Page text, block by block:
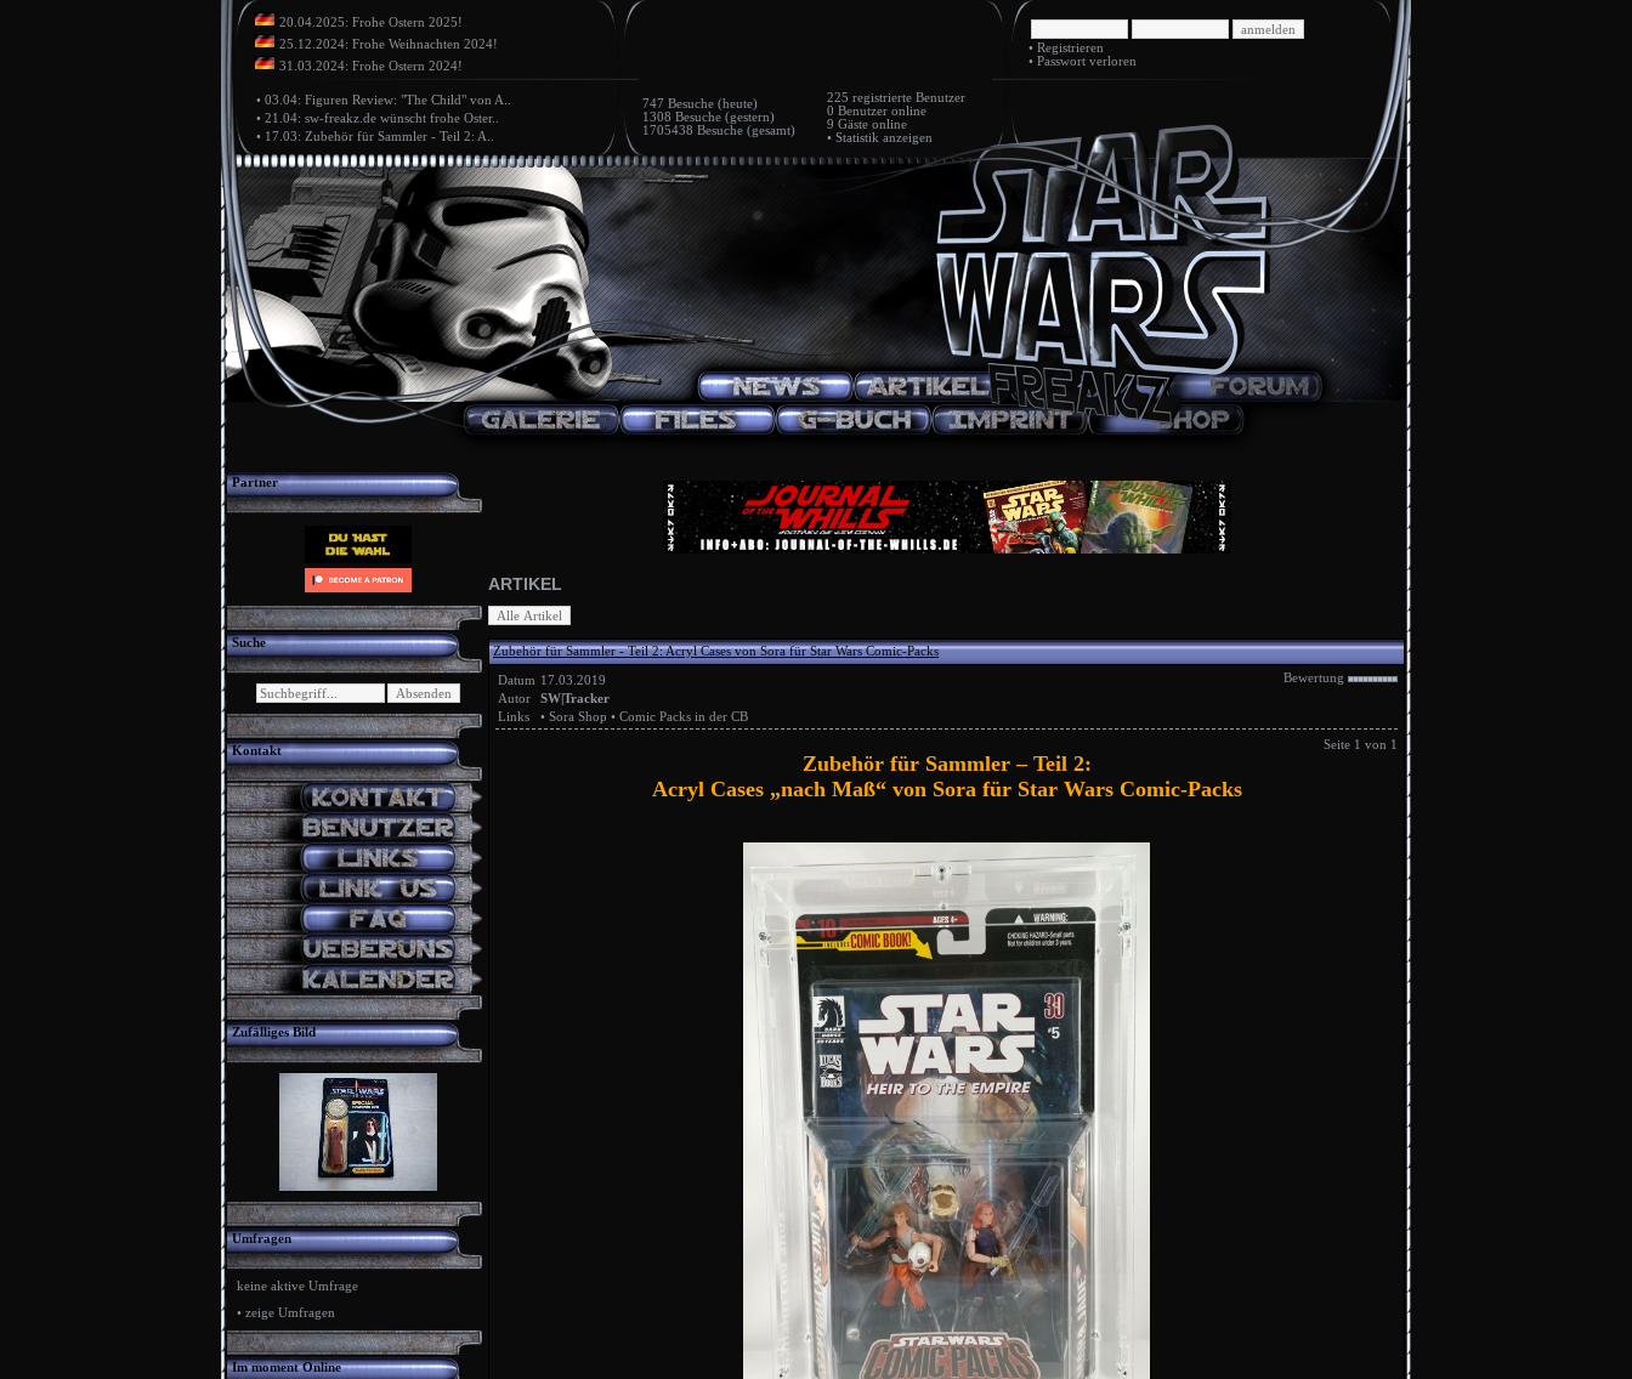
20.04.2025: Frohe Ostern 2025!
25.12.2024: Frohe Weihnachten 2024!
31.03.2024: Frohe Ostern 2024!
• Registrieren
• Passwort verloren
• 03.04: Figuren Review: "The Child" von A..
• 21.04: sw-freakz.de wünscht frohe Oster..
• 17.03: Zubehör für Sammler - Teil 2: A..
747 Besuche (heute)
1308 Besuche (gestern)
1705438 Besuche (gesamt)
225 registrierte Benutzer
0 Benutzer online
9 Gäste online
• Statistik anzeigen
Partner
Suche
Kontakt
Zufälliges Bild
Umfragen
keine aktive Umfrage
• zeige Umfragen
Im moment Online
ARTIKEL
Zubehör für Sammler - Teil 2: Acryl Cases von Sora für Star Wars Comic-Packs
Datum 17.03.2019
Autor
SW|Tracker
Links
• Sora Shop • Comic Packs in der CB
Bewertung
Seite 1 von 1
Zubehör für Sammler – Teil 2:
Acryl Cases „nach Maß“ von Sora für Star Wars Comic-Packs